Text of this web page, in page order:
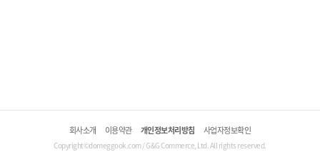
회사소개 이용약관 개인정보처리방침 사업자정보확인
Copyright©domeggook.com / G&G Commerce, Ltd. All rights reserved.